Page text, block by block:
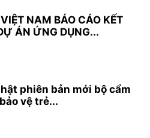
NAM BÁO CÁO KẾT
ÁN ỨNG DỤNG...
phiên bản mới bộ cẩm
vệ trẻ...